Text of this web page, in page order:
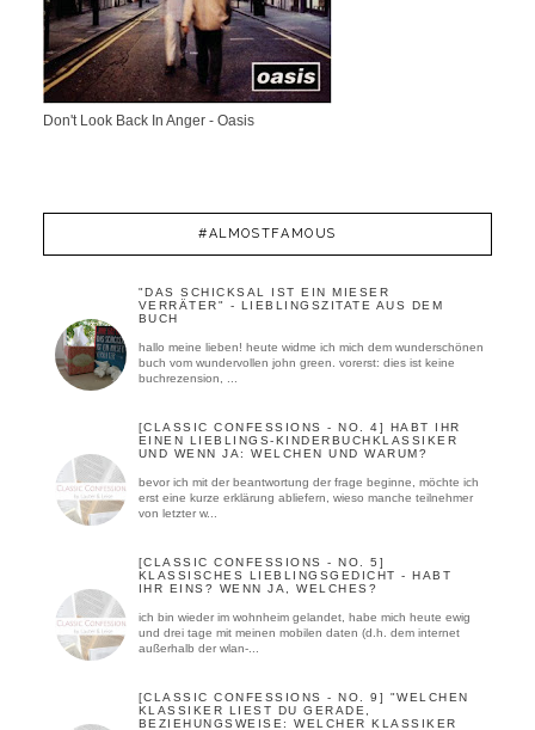
Don't Look Back In Anger - Oasis
#ALMOSTFAMOUS
"DAS SCHICKSAL IST EIN MIESER
VERRÄTER" - LIEBLINGSZITATE AUS DEM
BUCH
hallo meine lieben! heute widme ich mich dem wunderschönen
buch vom wundervollen john green. vorerst: dies ist keine
buchrezension, ...
[CLASSIC CONFESSIONS - NO. 4] HABT IHR
EINEN LIEBLINGS-KINDERBUCHKLASSIKER
UND WENN JA: WELCHEN UND WARUM?
bevor ich mit der beantwortung der frage beginne, möchte ich
erst eine kurze erklärung abliefern, wieso manche teilnehmer
von letzter w...
[CLASSIC CONFESSIONS - NO. 5]
KLASSISCHES LIEBLINGSGEDICHT - HABT
IHR EINS? WENN JA, WELCHES?
ich bin wieder im wohnheim gelandet, habe mich heute ewig
und drei tage mit meinen mobilen daten (d.h. dem internet
außerhalb der wlan-...
[CLASSIC CONFESSIONS - NO. 9] "WELCHEN
KLASSIKER LIEST DU GERADE,
BEZIEHUNGSWEISE: WELCHER KLASSIKER